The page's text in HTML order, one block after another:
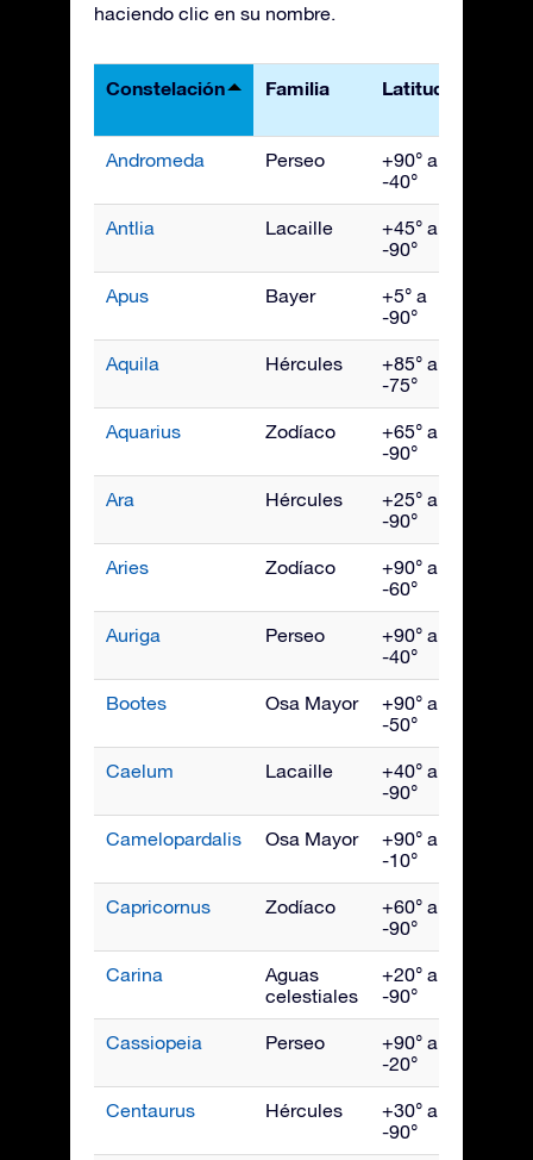
haciendo clic en su nombre.
Constelación Familia Latitudes
Andromeda Perseo
+90° a
-40°
Antlia Lacaille
+45° a
-90°
Apus Bayer
+5° a
-90°
Aquila Hércules
+85° a
-75°
Aquarius Zodíaco
+65° a
-90°
Ara Hércules
+25° a
-90°
Aries Zodíaco
+90° a
-60°
Auriga Perseo
+90° a
-40°
Bootes Osa Mayor
+90° a
-50°
Caelum Lacaille
+40° a
-90°
Camelopardalis Osa Mayor
+90° a
-10°
Capricornus Zodíaco
+60° a
-90°
Carina
Aguas
celestiales
+20° a
-90°
Cassiopeia Perseo
+90° a
-20°
Centaurus Hércules
+30° a
-90°